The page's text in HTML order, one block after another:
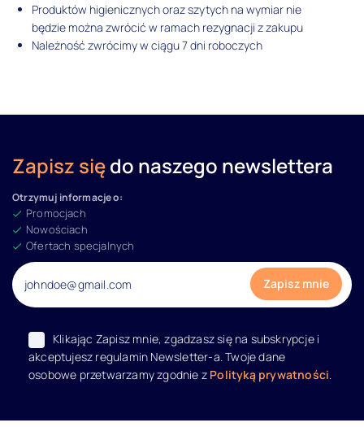
Produktów higienicznych oraz szytych na wymiar nie
będzie można zwrócić w ramach rezygnacji z zakupu
Należność zwrócimy w ciągu 7 dni roboczych
Zapisz siędo naszego newslettera
Otrzymuj informacje o:
Promocjach
Nowościach
Ofertach specjalnych
Klikając Zapisz mnie, zgadzasz się na subskrypcje i
akceptujesz regulamin Newsletter-a. Twoje dane
osobowe przetwarzamy zgodnie z Polityką prywatności.